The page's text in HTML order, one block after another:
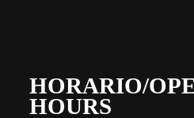
HORARIO/
HOURS